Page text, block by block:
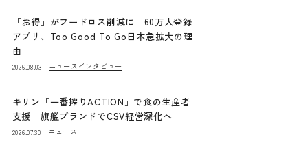
「お得」がフードロス削減に 60万人登録
アプリ、Too Good To Go日本急拡大の理
由
2026.08.03 ニュース インタビュー
キリン「一番搾りACTION」で食の生産者
支援 旗艦ブランドでCSV経営深化へ
2026.07.30 ニュース